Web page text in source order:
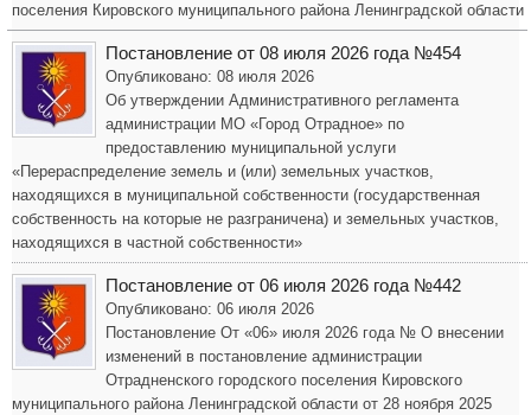
поселения Кировского муниципального района Ленинградской области
Постановление от 08 июля 2026 года №454
Опубликовано: 08 июля 2026
Об утверждении Административного регламента
администрации МО «Город Отрадное» по
предоставлению муниципальной услуги
«Перераспределение земель и (или) земельных участков,
находящихся в муниципальной собственности (государственная
собственность на которые не разграничена) и земельных участков,
находящихся в частной собственности»
Постановление от 06 июля 2026 года №442
Опубликовано: 06 июля 2026
Постановление От «06» июля 2026 года № О внесении
изменений в постановление администрации
Отрадненского городского поселения Кировского
муниципального района Ленинградской области от 28 ноября 2025